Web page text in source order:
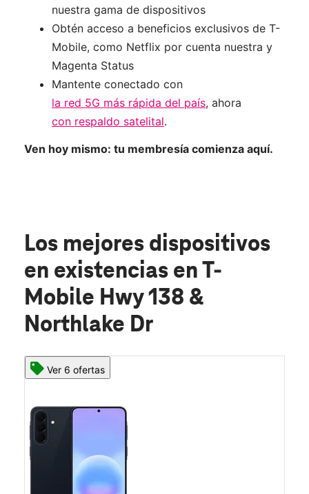
nuestra gama de dispositivos
Obtén acceso a beneficios exclusivos de T-
Mobile, como Netflix por cuenta nuestra y
Magenta Status
Mantente conectado con
la red 5G más rápida del país, ahora
con respaldo satelital.
Ven hoy mismo: tu membresía comienza aquí.
Los mejores dispositivos
en existencias en T-
Mobile Hwy 138 &
Northlake Dr
Ver 6 ofertas